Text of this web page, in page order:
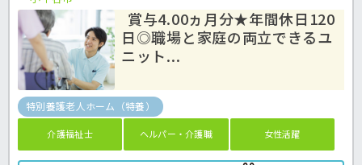
賞与4.00ヵ月分★年間休日120
日◎職場と家庭の両立できるユ
ニット...
特別養護老人ホーム（特養）
介護福祉士 ヘルパー・介護職 女性活躍